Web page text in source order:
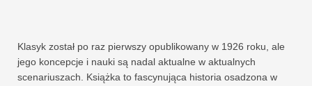
Klasyk został po raz pierwszy opublikowany w 1926 roku, ale
jego koncepcje i nauki są nadal aktualne w aktualnych
scenariuszach. Książka to fascynująca historia osadzona w